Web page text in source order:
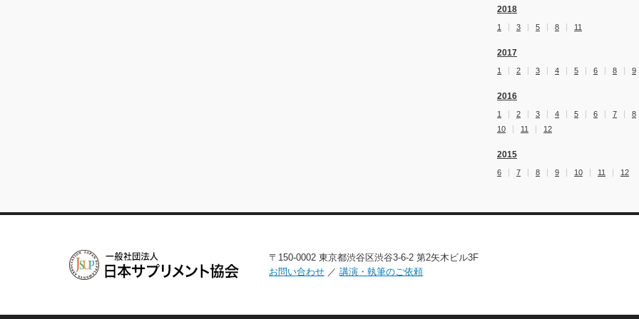
2018
1 3 5 8 11
2017
1 2 3 4 5 6 8 9
2016
1 2 3 4 5 6 7
8
10
11 12
2015
6 7 8 9 10 11 12
〒150-0002 東京都渋谷区渋谷3-6-2 第2矢木ビル3F
お問い合わせ ／ 講演・執筆のご依頼